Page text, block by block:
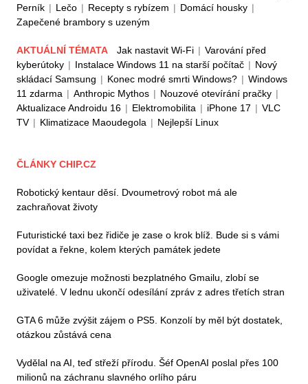
Perník | Lečo | Recepty s rybízem | Domácí housky |
Zapečené brambory s uzeným
AKTUÁLNÍ TÉMATA Jak nastavit Wi-Fi | Varování před
kyberútoky | Instalace Windows 11 na starší počítač | Nový
skládací Samsung | Konec modré smrti Windows? | Windows
11 zdarma | Anthropic Mythos | Nouzové otevírání pračky |
Aktualizace Androidu 16 | Elektromobilita | iPhone 17 | VLC
TV | Klimatizace Maoudegola | Nejlepší Linux
ČLÁNKY CHIP.CZ
Robotický kentaur děsí. Dvoumetrový robot má ale
zachraňovat životy
Futuristické taxi bez řidiče je zase o krok blíž. Bude si s vámi
povídat a řekne, kolem kterých památek jedete
Google omezuje možnosti bezplatného Gmailu, zlobí se
uživatelé. V lednu ukončí odesílání zpráv z adres třetích stran
GTA 6 může zvýšit zájem o PS5. Konzolí by měl být dostatek,
otázkou zůstává cena
Vydělal na AI, teď střeží přírodu. Šéf OpenAI poslal přes 100
milionů na záchranu slavného orlího páru